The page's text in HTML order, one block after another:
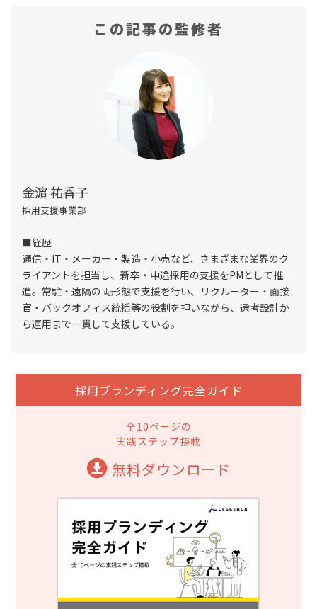
この記事の監修者
金濵 祐香子
採用支援事業部
■経歴
通信・IT・メーカー・製造・小売など、さまざまな業界のク
ライアントを担当し、新卒・中途採用の支援をPMとして推
進。常駐・遠隔の両形態で支援を行い、リクルーター・面接
官・バックオフィス統括等の役割を担いながら、選考設計か
ら運用まで一貫して支援している。
採用ブランディング完全ガイド
全10ページの
実践ステップ搭載
無料ダウンロード